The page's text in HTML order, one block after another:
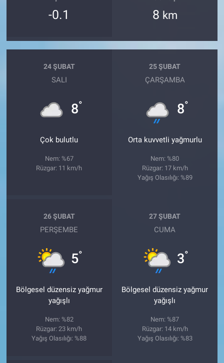
-0.1 8 km
24 ŞUBAT
SALI
8°
Çok bulutlu
Nem: %67
Rüzgar: 11 km/h
25 ŞUBAT
ÇARŞAMBA
8°
Orta kuvvetli yağmurlu
Nem: %80
Rüzgar: 17 km/h
Yağış Olasılığı: %89
26 ŞUBAT
PERŞEMBE
5°
Bölgesel düzensiz yağmur
yağışlı
Nem: %82
Rüzgar: 23 km/h
Yağış Olasılığı: %88
27 ŞUBAT
CUMA
3°
Bölgesel düzensiz yağmur
yağışlı
Nem: %87
Rüzgar: 14 km/h
Yağış Olasılığı: %83